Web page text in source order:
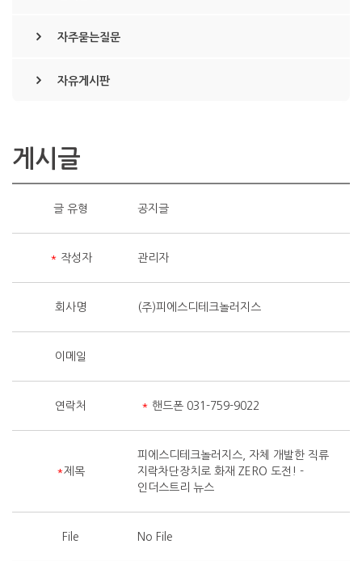
자주묻는질문
자유게시판
게시글
글 유형 공지글
* 작성자 관리자
회사명 (주)피에스디테크놀러지스
이메일
연락처 * 핸드폰 031-759-9022
*제목
피에스디테크놀러지스, 자체 개발한 직류
지락차단장치로 화재 ZERO 도전! -
인더스트리 뉴스
File No File